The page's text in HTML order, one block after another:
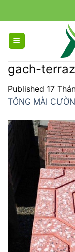
to
content
gach-
Published 17
TÔNG MÀI